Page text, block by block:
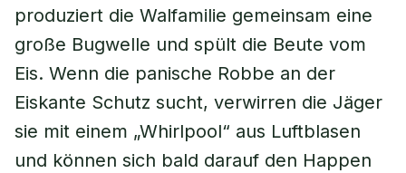
produziert die Walfamilie gemeinsam eine
große Bugwelle und spült die Beute vom
Eis. Wenn die panische Robbe an der
Eiskante Schutz sucht, verwirren die Jäger
sie mit einem „Whirlpool“ aus Luftblasen
und können sich bald darauf den Happen